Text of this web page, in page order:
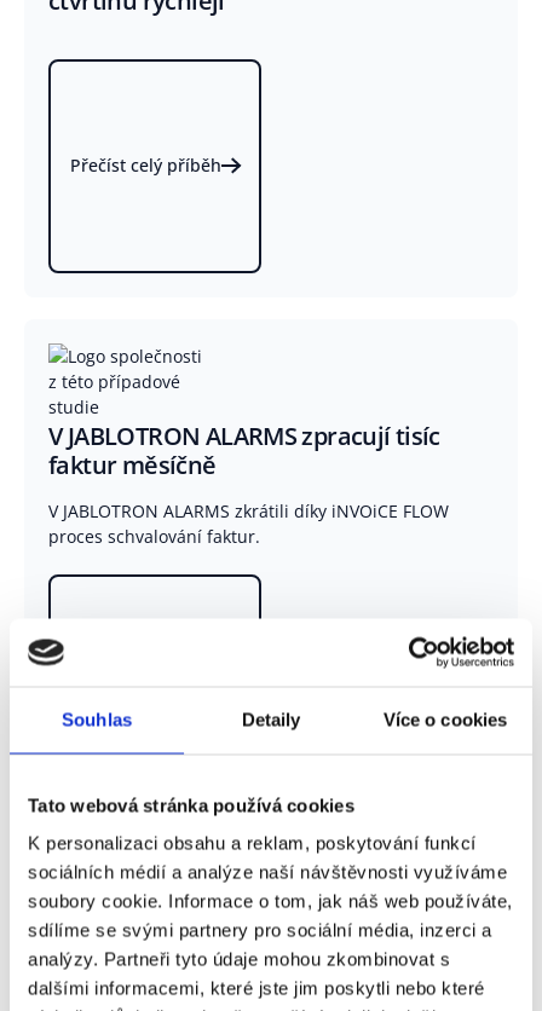
Souhlas Detaily Více o cookies
Tato webová stránka používá cookies
K personalizaci obsahu a reklam, poskytování funkcí
sociálních médií a analýze naší návštěvnosti využíváme
soubory cookie. Informace o tom, jak náš web používáte,
sdílíme se svými partnery pro sociální média, inzerci a
analýzy. Partneři tyto údaje mohou zkombinovat s
dalšími informacemi, které jste jim poskytli nebo které
Přečíst celý příběh
V JABLOTRON ALARMS zpracují tisíc
faktur měsíčně
V JABLOTRON ALARMS zkrátili díky iNVOiCE FLOW
proces schvalování faktur.
Další reference